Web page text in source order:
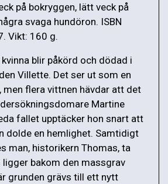
på bokryggen, lätt veck på
svaga hundöron. ISBN
Vikt: 160 g.
blir påkörd och dödad i
Villette. Det ser ut som en
flera vittnen hävdar att det
Martine
fallet upptäcker hon snart att
dolde en hemlighet. Samtidigt
man, historikern Thomas, ta
ligger bakom den massgrav
grunden grävs till ett nytt